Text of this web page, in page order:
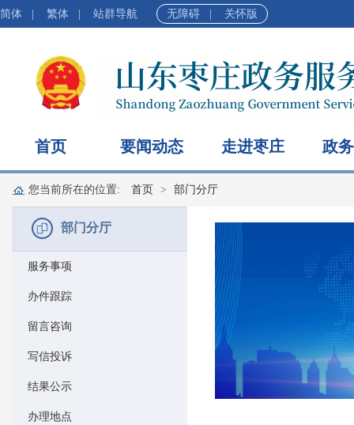
简体 繁体 站群导航 无障碍 关怀版
首页 要闻动态 走进枣庄 政
您当前所在的位置: 首页 部门分厅
部门分厅
服务事项
办件跟踪
留言咨询
写信投诉
结果公示
办理地点